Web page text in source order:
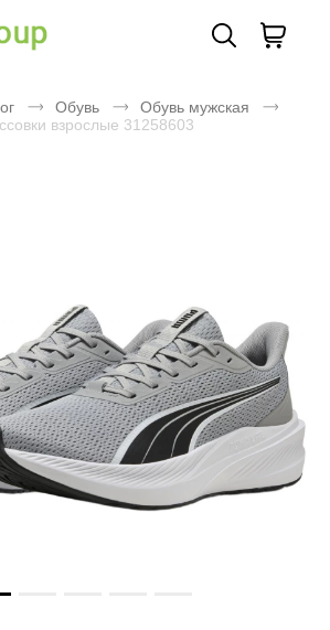
Обувь
Обувь мужская
взрослые 31258603